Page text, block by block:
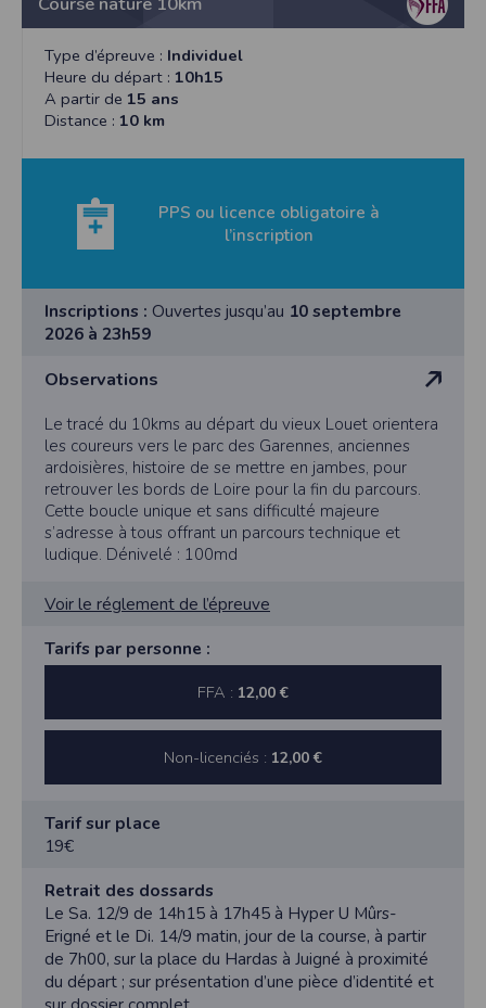
Type d’épreuve : Individuel
Heure du départ : 10h15
A partir de 15 ans
Distance : 10 km
PPS ou licence obligatoire à
l’inscription
Inscriptions : Ouvertes jusqu’au 10 septembre
2026 à 23h59
Observations
Le tracé du 10kms au départ du vieux Louet orientera
les coureurs vers le parc des Garennes, anciennes
ardoisières, histoire de se mettre en jambes, pour
retrouver les bords de Loire pour la fin du parcours.
Cette boucle unique et sans difficulté majeure
s’adresse à tous offrant un parcours technique et
ludique. Dénivelé : 100md
Voir le réglement de l’épreuve
Tarifs par personne :
FFA : 12,00 €
Non-licenciés : 12,00 €
Tarif sur place
19€
Retrait des dossards
Le Sa. 12/9 de 14h15 à 17h45 à Hyper U Mûrs-
Erigné et le Di. 14/9 matin, jour de la course, à partir
de 7h00, sur la place du Hardas à Juigné à proximité
du départ ; sur présentation d’une pièce d’identité et